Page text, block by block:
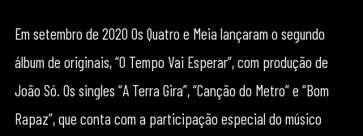
Em setembro de 2020 Os Quatro e Meia lançaram o segundo
álbum de originais, “O Tempo Vai Esperar”, com produção de
João Só. Os singles “A Terra Gira”, “Canção do Metro” e “Bom
Rapaz”, que conta com a participação especial do músico